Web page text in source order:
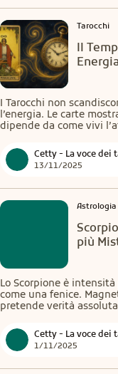
Tarocchi
Il
I Tarocchi non
l’energia. Le carte
dipende da come vivi
quando sei pronto a
Cetty - La voce dei
13/11/2025
Astrologia
più
Lo Scorpione è
come una fenice.
pretende verità
guardarsi dentro.
Cetty - La voce dei
1/11/2025